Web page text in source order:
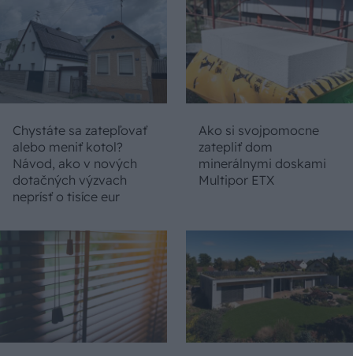
Chystáte sa zatepľovať
alebo meniť kotol?
Návod, ako v nových
dotačných výzvach
neprísť o tisíce eur
Ako si svojpomocne
zatepliť dom
minerálnymi doskami
Multipor ETX